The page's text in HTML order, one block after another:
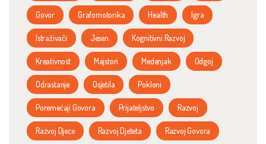
Govor Grafomotorika Health Igra
Istraživači Jesen Kognitivni Razvoj
Kreativnost Majstori Medenjak Odgoj
Odrastanje Osjetila Pokloni
Poremećaji Govora Prijateljstvo Razvoj
Razvoj Djece Razvoj Djeteta Razvoj Govora